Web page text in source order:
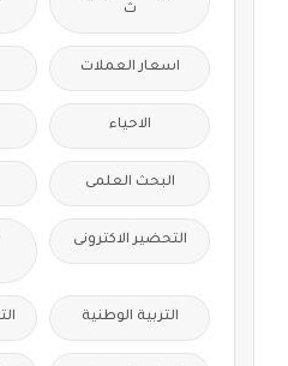
ث
اسعار العملات
الاحياء
البحث العلمى
التحضير الاكترونى
التربية الوطنية